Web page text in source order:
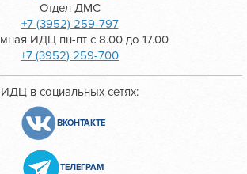
Отдел ДМС
+7 (3952) 259-797
ИДЦ пн-пт с 8.00 до 17.00
+7 (3952) 259-700
ИДЦ в социальных сетях:
ВКОНТАКТЕ
ТЕЛЕГРАМ